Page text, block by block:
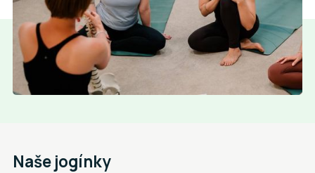
Naše jogínky